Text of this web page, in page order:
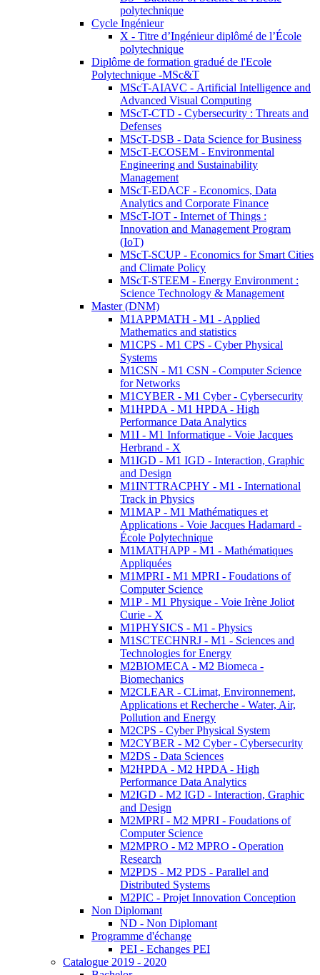
polytechnique
Cycle Ingénieur
X - Titre d’Ingénieur diplômé de l’École
polytechnique
Diplôme de formation gradué de l'Ecole
Polytechnique -MSc&T
MScT-AIAVC - Artificial Intelligence and
Advanced Visual Computing
MScT-CTD - Cybersecurity : Threats and
Defenses
MScT-DSB - Data Science for Business
MScT-ECOSEM - Environmental
Engineering and Sustainability
Management
MScT-EDACF - Economics, Data
Analytics and Corporate Finance
MScT-IOT - Internet of Things :
Innovation and Management Program
(IoT)
MScT-SCUP - Economics for Smart Cities
and Climate Policy
MScT-STEEM - Energy Environment :
Science Technology & Management
Master (DNM)
M1APPMATH - M1 - Applied
Mathematics and statistics
M1CPS - M1 CPS - Cyber Physical
Systems
M1CSN - M1 CSN - Computer Science
for Networks
M1CYBER - M1 Cyber - Cybersecurity
M1HPDA - M1 HPDA - High
Performance Data Analytics
M1I - M1 Informatique - Voie Jacques
Herbrand - X
M1IGD - M1 IGD - Interaction, Graphic
and Design
M1INTTRACPHY - M1 - International
Track in Physics
M1MAP - M1 Mathématiques et
Applications - Voie Jacques Hadamard -
École Polytechnique
M1MATHAPP - M1 - Mathématiques
Appliquées
M1MPRI - M1 MPRI - Foudations of
Computer Science
M1P - M1 Physique - Voie Irène Joliot
Curie - X
M1PHYSICS - M1 - Physics
M1SCTECHNRJ - M1 - Sciences and
Technologies for Energy
M2BIOMECA - M2 Biomeca -
Biomechanics
M2CLEAR - CLimat, Environnement,
Applications et Recherche - Water, Air,
Pollution and Energy
M2CPS - Cyber Physical System
M2CYBER - M2 Cyber - Cybersecurity
M2DS - Data Sciences
M2HPDA - M2 HPDA - High
Performance Data Analytics
M2IGD - M2 IGD - Interaction, Graphic
and Design
M2MPRI - M2 MPRI - Foudations of
Computer Science
M2MPRO - M2 MPRO - Operation
Research
M2PDS - M2 PDS - Parallel and
Distributed Systems
M2PIC - Projet Innovation Conception
Non Diplomant
ND - Non Diplomant
Programme d'échange
PEI - Echanges PEI
Catalogue 2019 - 2020